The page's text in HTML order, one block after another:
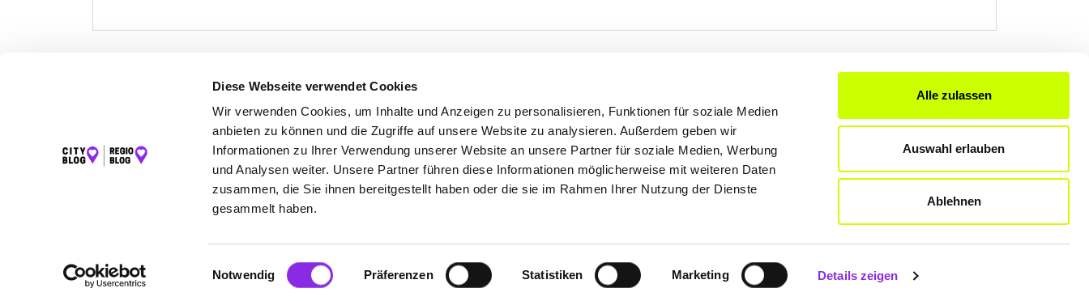
Diese Webseite verwendet Cookies
Wir verwenden Cookies, um Inhalte und Anzeigen zu personalisieren, Funktionen für soziale Medien
anbieten zu können und die Zugriffe auf unsere Website zu analysieren. Außerdem geben wir
Informationen zu Ihrer Verwendung unserer Website an unsere Partner für soziale Medien, Werbung
und Analysen weiter. Unsere Partner führen diese Informationen möglicherweise mit weiteren Daten
zusammen, die Sie ihnen bereitgestellt haben oder die sie im Rahmen Ihrer Nutzung der Dienste
gesammelt haben.
Einwilligungsauswahl
Notwendig Präferenzen Statistiken Marketing Details zeigen
Alle zulassen
Auswahl erlauben
Ablehnen
LET'S CONNECT
Kontakt
SERVICE
WhatsApp
0800 0057425
FÜR UNTERNEHMER
Produkte & Lösungen
Werben auf dem Blog